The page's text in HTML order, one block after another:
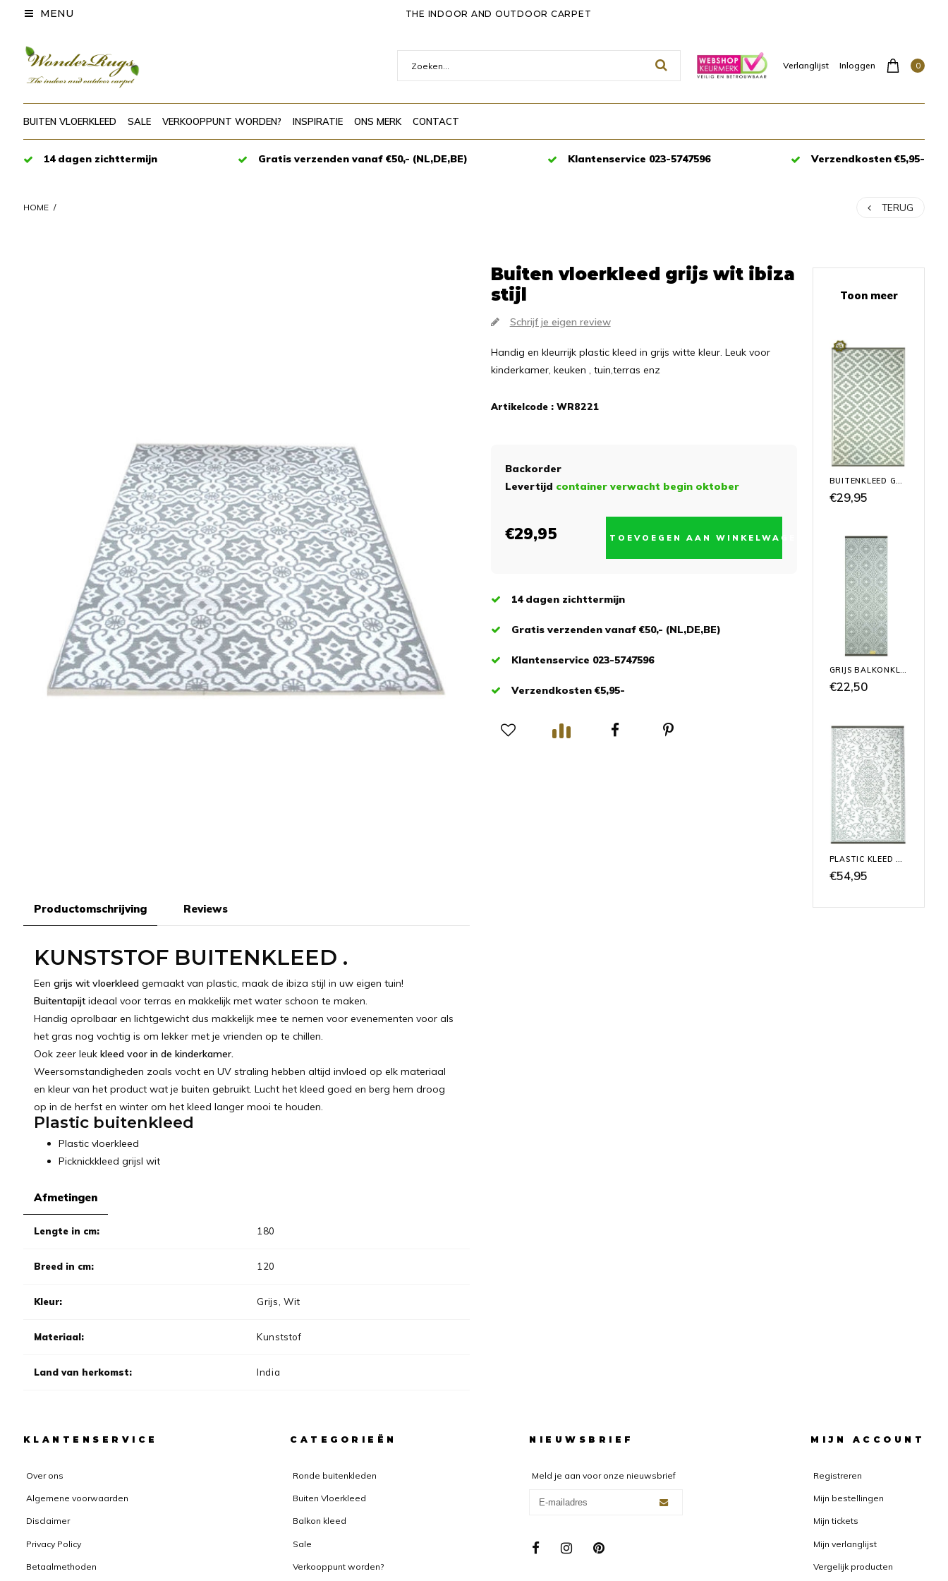
MENU THE INDOOR AND OUTDOOR CARPET
Verlanglijst Inloggen 0
BUITEN VLOERKLEED SALE VERKOOPPUNT WORDEN? INSPIRATIE ONS MERK CONTACT
14 dagen zichttermijn Gratis verzenden vanaf €50,- (NL,DE,BE) Klantenservice 023-5747596 Verzendkosten €5,95-
HOME / TERUG
Productomschrijving Reviews
KUNSTSTOF BUITENKLEED .
Een grijs wit vloerkleedgemaakt van plastic, maak de ibiza stijl in uw eigen tuin!
Buitentapijt ideaal voor terras en makkelijk met water schoon te maken.
Handig oprolbaar en lichtgewicht dus makkelijk mee te nemen voor evenementen voor als
het gras nog vochtig is om lekker met je vrienden op te chillen.
Ook zeer leuk kleed voor in de kinderkamer.
Weersomstandigheden zoals vocht en UV straling hebben altijd invloed op elk materiaal
en kleur van het product wat je buiten gebruikt. Lucht het kleed goed en berg hem droog
op in de herfst en winter om het kleed langer mooi te houden.
Plastic buitenkleed
Plastic vloerkleed
Picknickkleed grijsl wit
Afmetingen
Lengte in cm: 180
Breed in cm: 120
Kleur: Grijs, Wit
Materiaal: Kunststof
Land van herkomst: India
Buiten vloerkleed grijs wit ibiza
stijl
Schrijf je eigen review
Handig en kleurrijk plastic kleed in grijs witte kleur. Leuk voor
kinderkamer, keuken , tuin,terras enz
Artikelcode :WR8221
Backorder
Levertijd container verwacht begin oktober
€29,95 TOEVOEGEN AAN WINKELWAGEN
14 dagen zichttermijn
Gratis verzenden vanaf €50,- (NL,DE,BE)
Klantenservice 023-5747596
Verzendkosten €5,95-
Toon meer
BUITENKLEED GRIJS WIT
€29,95
GRIJS BALKONKLEED
€22,50
€54,95
KLANTENSERVICE
Over ons
Algemene voorwaarden
Disclaimer
Privacy Policy
Betaalmethoden
CATEGORIEËN
Ronde buitenkleden
Buiten Vloerkleed
Balkon kleed
Sale
Verkooppunt worden?
NIEUWSBRIEF
Meld je aan voor onze nieuwsbrief
MIJN ACCOUNT
Registreren
Mijn bestellingen
Mijn tickets
Mijn verlanglijst
Vergelijk producten